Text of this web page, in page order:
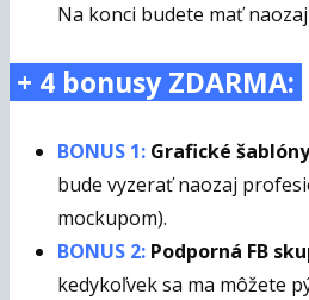
Na konci budete mať
+ 4 bonusy ZDARMA:
BONUS 1: Grafické
bude vyzerať naozaj
mockupom).
BONUS 2: Podporná FB
kedykoľvek sa ma môžete